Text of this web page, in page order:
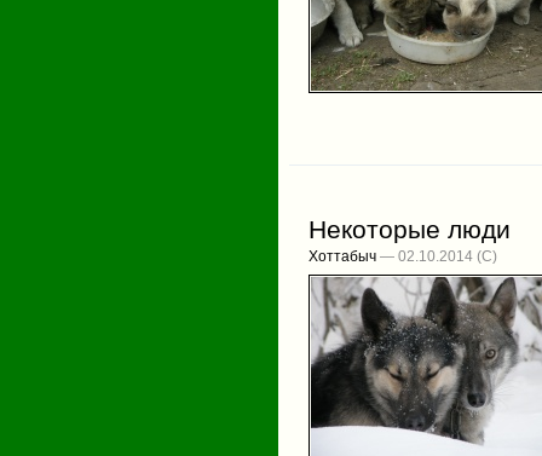
Некоторые люди
Хоттабыч — 02.10.2014